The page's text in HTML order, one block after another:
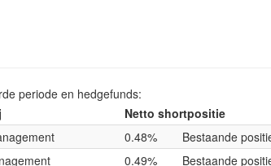
periode en hedgefunds:
Netto shortpositie
0.48%
Bestaande
0.49% Bestaande